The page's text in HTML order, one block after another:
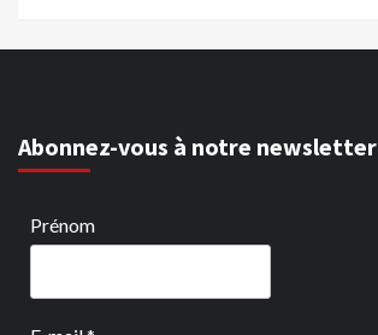
Abonnez-vous à notre newsletter
Prénom